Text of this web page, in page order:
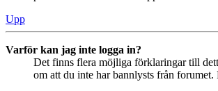
Upp
Varför kan jag inte logga in?
Det finns flera möjliga förklaringar till
om att du inte har bannlysts från